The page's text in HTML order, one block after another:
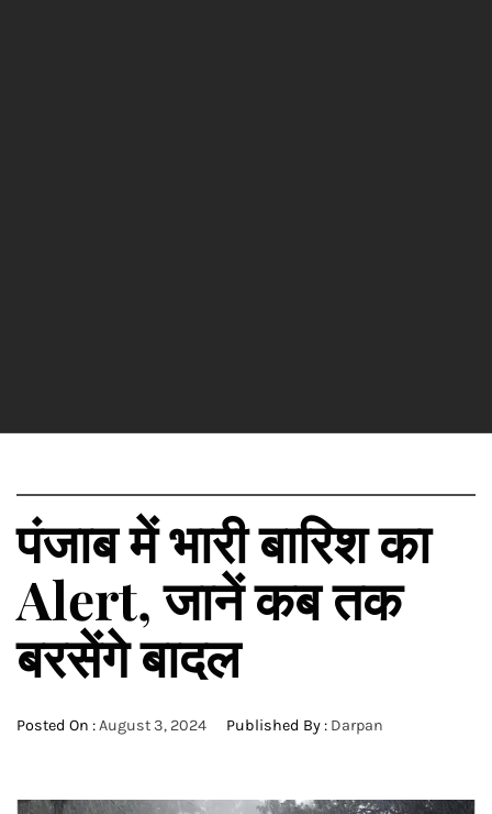
पंजाब में भारी बारिश का
Alert, जानें कब तक
बरसेंगे बादल
Posted On :August 3, 2024 Published By : Darpan